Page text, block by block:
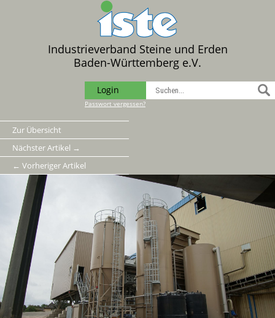
Industrieverband Steine und Erden
Baden-Württemberg e.V.
Login
Passwort vergessen?
Zur Übersicht
Nächster Artikel →
← Vorheriger Artikel